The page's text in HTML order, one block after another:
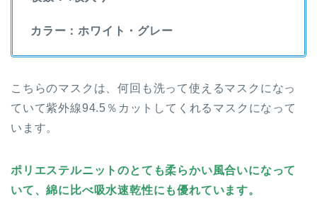
カラー：ホワイト・グレー
こちらのマスクは、何回も洗って使えるマスクになっ
ていて紫外線94.5％カットしてくれるマスクになって
います。
ポリエステルニットのとても柔らかい風合いになって
いて、綿に比べ吸水速乾性にも優れています。